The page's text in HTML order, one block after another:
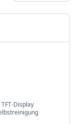
Display